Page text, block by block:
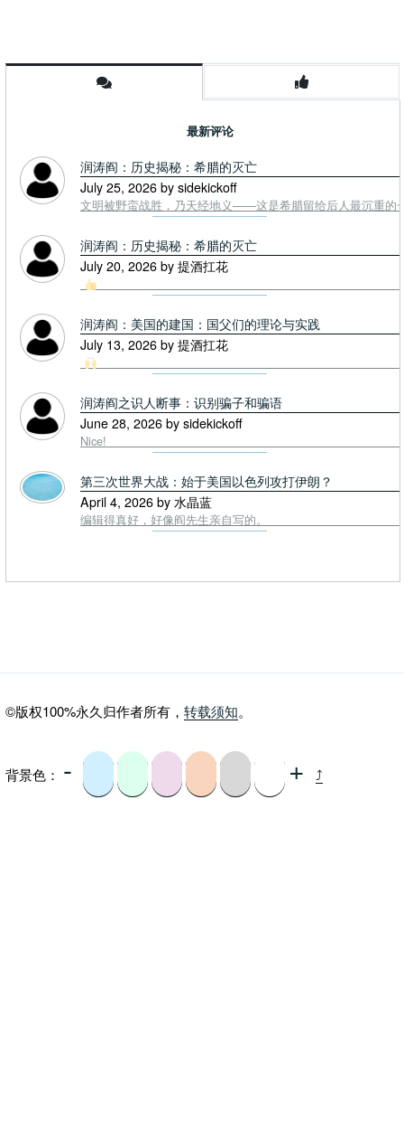
最新评论
润涛阎：历史揭秘：希腊的灭亡
July 25, 2026 by sidekickoff
文明被野蛮战胜，乃天经地义——这是希腊留给后人最沉重的
润涛阎：历史揭秘：希腊的灭亡
July 20, 2026 by 提酒扛花
润涛阎：美国的建国：国父们的理论与实践
July 13, 2026 by 提酒扛花
润涛阎之识人断事：识别骗子和骗语
June 28, 2026 by sidekickoff
Nice!
第三次世界大战：始于美国以色列攻打伊朗？
April 4, 2026 by 水晶蓝
编辑得真好，好像阎先生亲自写的。
©版权100%永久归作者所有， 转载须知。
背景色： - + ⤴